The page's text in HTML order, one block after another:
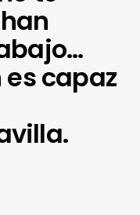
es capaz